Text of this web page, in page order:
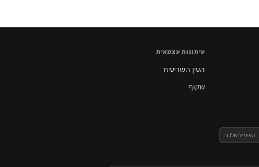
עיתונות עצמאית
העין השביעית
שקוף